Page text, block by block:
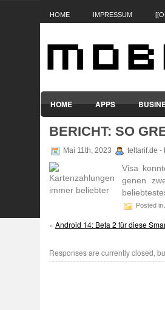
HOME IMPRESSUM
HOME APPS
SMARTPHONES & HANDYS
BERICHT: SO
Mai 11th, 2023 teltarif.de -
Visa
genen
Posted in
« Android 14: Beta 2 für diese
Responses are currently closed,